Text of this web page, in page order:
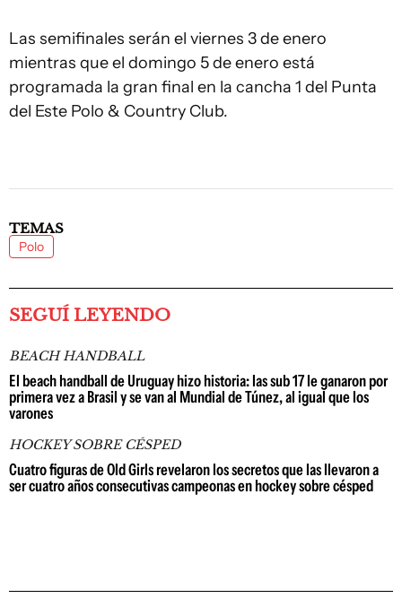
Las semifinales serán el viernes 3 de enero
mientras que el domingo 5 de enero está
programada la gran final en la cancha 1 del Punta
del Este Polo & Country Club.
TEMAS
Polo
SEGUÍ LEYENDO
BEACH HANDBALL
El beach handball de Uruguay hizo historia: las sub 17 le ganaron por
primera vez a Brasil y se van al Mundial de Túnez, al igual que los
varones
HOCKEY SOBRE CÉSPED
Cuatro figuras de Old Girls revelaron los secretos que las llevaron a
ser cuatro años consecutivas campeonas en hockey sobre césped